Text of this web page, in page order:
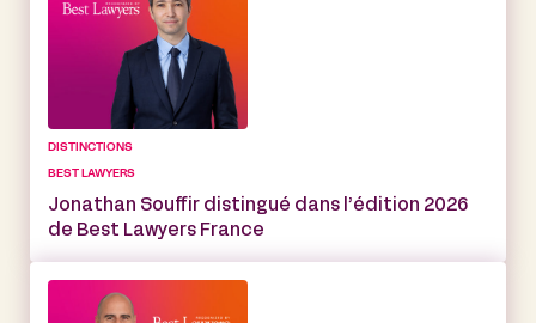
DISTINCTIONS
BEST LAWYERS
Jonathan Souffir distingué dans l’édition 2026
de Best Lawyers France